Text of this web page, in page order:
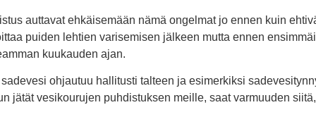
auttavat ehkäisemään nämä ongelmat jo ennen kuin
puiden lehtien varisemisen jälkeen mutta ennen
kuukauden ajan.
ohjautuu hallitusti talteen ja esimerkiksi
jätät vesikourujen puhdistuksen meille, saat varmuuden